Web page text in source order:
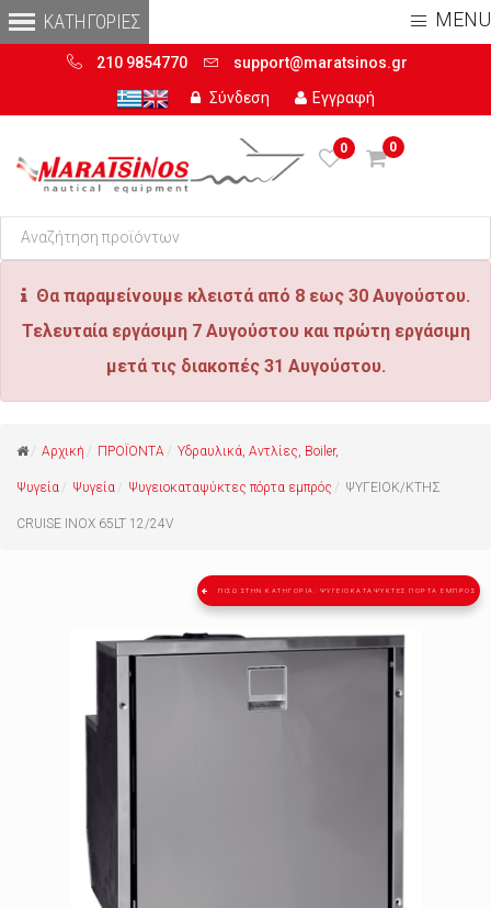
MENU
210 9854770
support@maratsinos.gr
Σύνδεση
Εγγραφή
0
0
Θα παραμείνουμε κλειστά από 8 εως 30 Αυγούστου.
Τελευταία εργάσιμη 7 Αυγούστου και πρώτη εργάσιμη
μετά τις διακοπές 31 Αυγούστου.
Αρχική ΠΡΟΪΟΝΤΑ Υδραυλικά, Αντλίες, Boiler,
Ψυγεία Ψυγεία Ψυγειοκαταψύκτες πόρτα εμπρός ΨΥΓΕΙΟΚ/ΚΤΗΣ
CRUISE ΙΝΟΧ 65LT 12/24V
ΠΊΣΩ ΣΤΗΝ ΚΑΤΗΓΟΡΊΑ: ΨΥΓΕΙΟΚΑΤΑΨΎΚΤΕΣ ΠΌΡΤΑ ΕΜΠΡΌΣ